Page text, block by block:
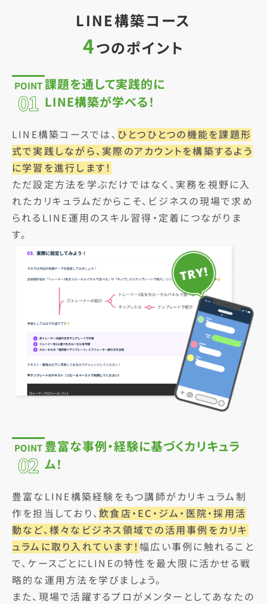
LINE構築コース
4つのポイント
POINT
01
課題を通して実践的に
LINE構築が学べる！
LINE構築コースでは、 ひとつひとつの機能を課題形
式で実践しながら、実際のアカウントを構築するよう
に学習を進行します！
ただ設定方法を学ぶだけではなく、実務を視野に入
れたカリキュラムだからこそ、ビジネスの現場で求め
られるLINE運用のスキル習得・定着につながりま
す。
POINT
02
豊富な事例・経験に基づくカリキュラ
ム！
豊富なLINE構築経験をもつ講師がカリキュラム制
作を担当しており、飲食店・EC・ジム・医院・採用活
動など、様々なビジネス領域での活用事例をカリキ
ュラムに取り入れています！ 幅広い事例に触れること
で、ケースごとにLINEの特性を最大限に活かせる戦
略的な運用方法を学びましょう。
また、現場で活躍するプロがメンターとしてあなたの